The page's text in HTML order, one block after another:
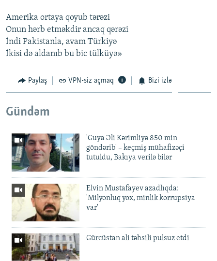
Amerika ortaya qoyub tərəzi
Onun hərb etməkdir ancaq qərəzi
İndi Pakistanla, avam Türkiyə
İkisi də aldanıb bu bic tülküyə»
Paylaş VPN-siz açmaq Bizi izlə
Gündəm
'Guya Əli Kərimliyə 850 min
göndərib' – keçmiş mühafizəçi
tutuldu, Bakıya verilə bilər
Elvin Mustafayev azadlıqda:
'Milyonluq yox, minlik korrupsiya
var'
Gürcüstan ali təhsili pulsuz etdi